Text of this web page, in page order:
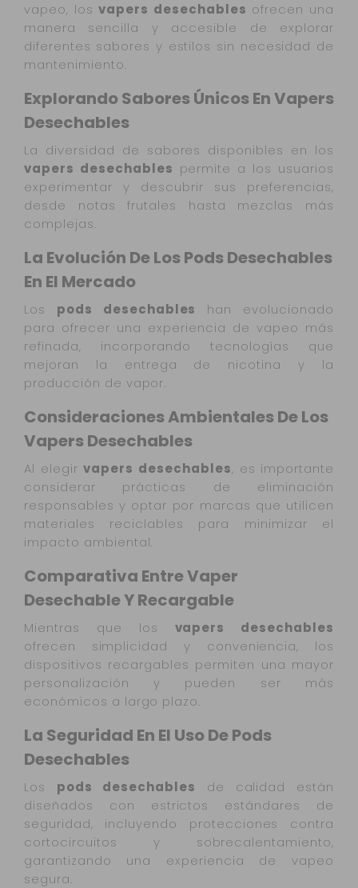
vapeo, losvapers desechables ofrecen una
manera sencilla y accesible de explorar
diferentes sabores y estilos sin necesidad de
mantenimiento.
Explorando Sabores Únicos En Vapers
Desechables
La diversidad de sabores disponibles en los
vapers desechables permite a los usuarios
experimentar y descubrir sus preferencias,
desde notas frutales hasta mezclas más
complejas.
La Evolución De Los Pods Desechables
En El Mercado
Los pods desechables
han evolucionado
para ofrecer una experiencia de vapeo más
refinada, incorporando tecnologías que
mejoran la entrega de nicotina y la
producción de vapor.
Consideraciones Ambientales De Los
Vapers Desechables
Al elegirvapers desechables, es importante
considerar prácticas de eliminación
responsables y optar por marcas que utilicen
materiales reciclables para minimizar el
impacto ambiental.
Comparativa Entre Vaper
Desechable Y Recargable
Mientras que los vapers desechables
ofrecen simplicidad y conveniencia, los
dispositivos recargables permiten una mayor
personalización y pueden ser más
económicos a largo plazo.
La Seguridad En El Uso De Pods
Desechables
Los pods desechables de calidad están
diseñados con estrictos estándares de
seguridad, incluyendo protecciones contra
cortocircuitos y sobrecalentamiento,
garantizando una experiencia de vapeo
segura.